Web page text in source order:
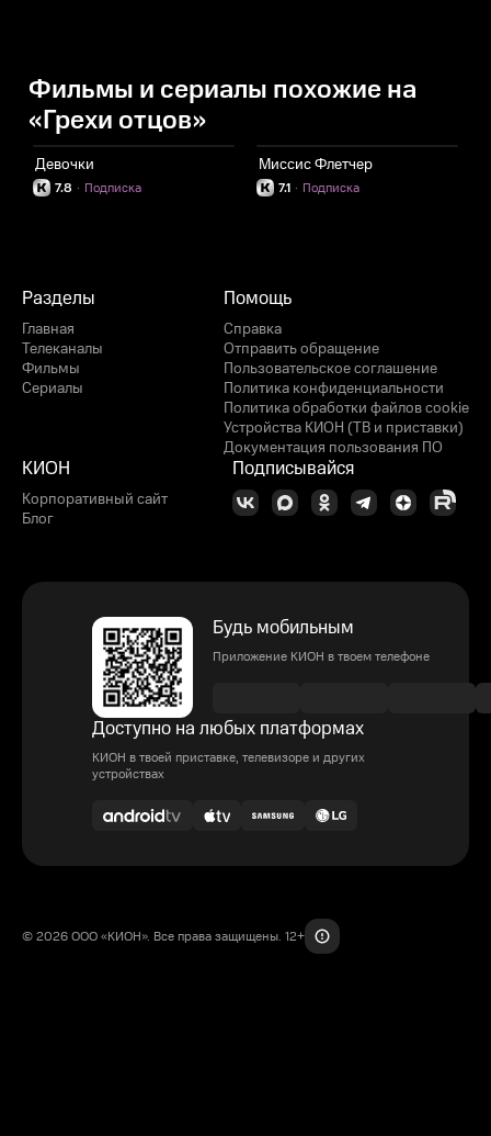
Фильмы и сериалы похожие на
«Грехи отцов»
Девочки
7.8 Подписка
·
Миссис Флетчер
7.1 Подписка
·
Разделы
Главная
Телеканалы
Фильмы
Сериалы
Помощь
Справка
Отправить обращение
Пользовательское соглашение
Политика конфиденциальности
Политика обработки файлов cookie
Устройства КИОН (ТВ и приставки)
Документация пользования ПО
КИОН
Корпоративный сайт
Блог
Подписывайся
Будь мобильным
Приложение КИОН в твоем телефоне
Доступно на любых платформах
КИОН в твоей приставке, телевизоре и других
устройствах
© 2026 ООО «КИОН». Все права защищены. 12+